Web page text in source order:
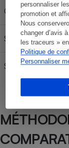
personnaliser
promotion et
Nous
changer d’avis
les traceurs »
Politique de
Personnaliser
Gazole
SP95
SP 98